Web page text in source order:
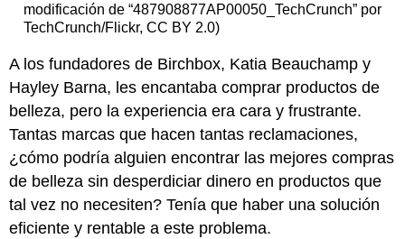
modificación de “487908877AP00050_TechCrunch” por
TechCrunch/Flickr, CC BY 2.0)
A los fundadores de Birchbox, Katia Beauchamp y
Hayley Barna, les encantaba comprar productos de
belleza, pero la experiencia era cara y frustrante.
Tantas marcas que hacen tantas reclamaciones,
¿cómo podría alguien encontrar las mejores compras
de belleza sin desperdiciar dinero en productos que
tal vez no necesiten? Tenía que haber una solución
eficiente y rentable a este problema.